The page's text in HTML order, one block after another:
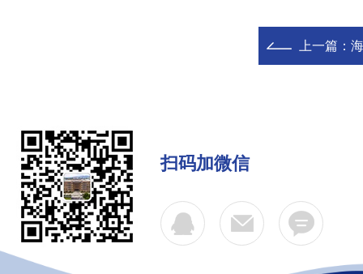
上一篇：
扫码加微信